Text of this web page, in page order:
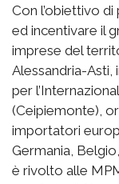
Con l’obiettivo
ed incentivare il
imprese del
Alessandria-
per
(Ceipiemonte),
importatori
Germania,
è rivolto alle